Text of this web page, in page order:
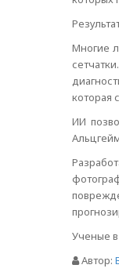
Многие
которая
ИИ
Ученые
Автор: